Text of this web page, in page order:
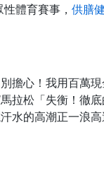
體育賽事， 供膳
擔心！我用百萬
拉松「失衡！徹
水的高潮正一浪高